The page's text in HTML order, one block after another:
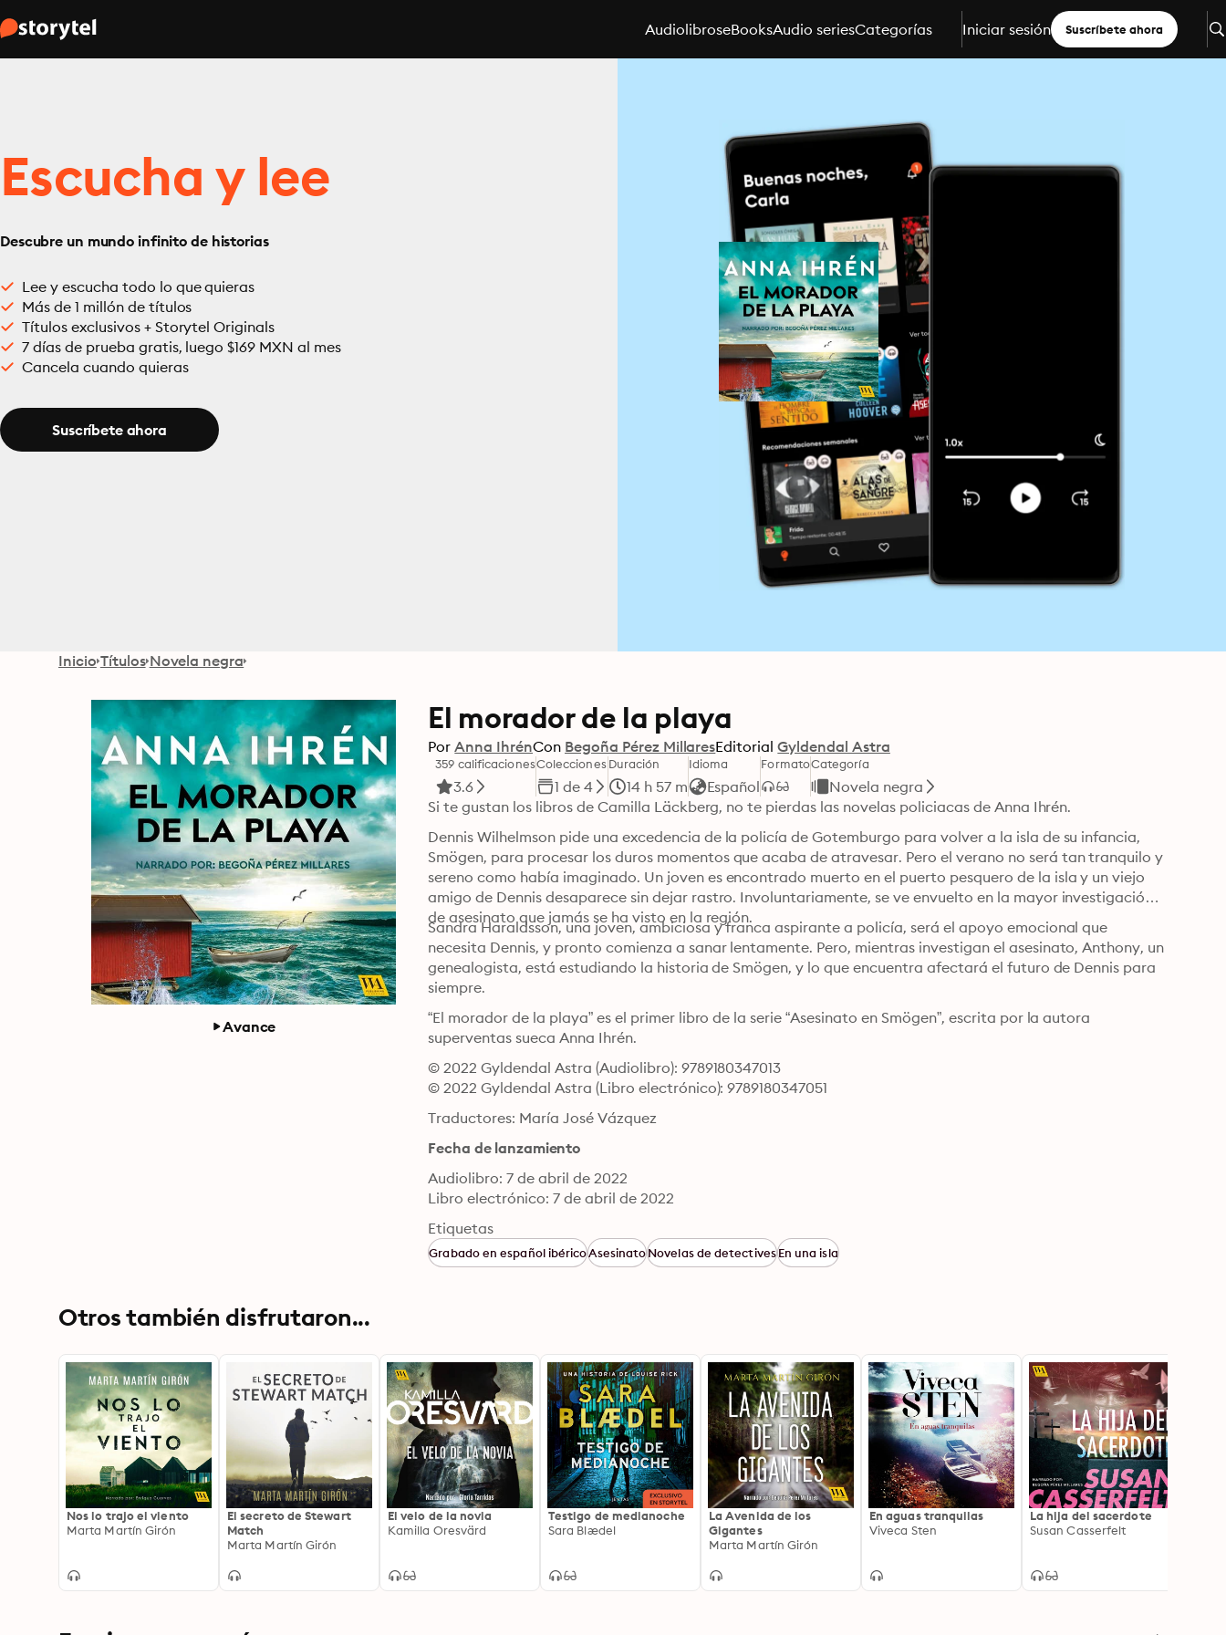
AudiolibroseBooksAudio seriesCategorías Iniciar sesión Suscríbete ahora
Escucha y lee
Descubre un mundo infinito de historias
Lee y escucha todo lo que quieras
Más de 1 millón de títulos
Títulos exclusivos + Storytel Originals
7 días de prueba gratis, luego $169 MXN al mes
Cancela cuando quieras
Suscríbete ahora
Inicio Títulos Novela negra
Avance
El morador de la playa
Por Anna IhrénCon Begoña Pérez MillaresEditorial Gyldendal Astra
359 calificaciones
3.6
Colecciones
1 de 4
Duración
14 h 57 m
Idioma
Español
FormatoCategoría
Novela negra
Dennis Wilhelmson pide una excedencia de la policía de Gotemburgo para volver a la isla de su infancia,
Smögen, para procesar los duros momentos que acaba de atravesar. Pero el verano no será tan tranquilo y
sereno como había imaginado. Un joven es encontrado muerto en el puerto pesquero de la isla y un viejo
amigo de Dennis desaparece sin dejar rastro. Involuntariamente, se ve envuelto en la mayor investigación
de asesinato que jamás se ha visto en la región.
Sandra Haraldsson, una joven, ambiciosa y franca aspirante a policía, será el apoyo emocional que
necesita Dennis, y pronto comienza a sanar lentamente. Pero, mientras investigan el asesinato, Anthony, un
genealogista, está estudiando la historia de Smögen, y lo que encuentra afectará el futuro de Dennis para
siempre.
“El morador de la playa” es el primer libro de la serie “Asesinato en Smögen”, escrita por la autora
superventas sueca Anna Ihrén.
© 2022 Gyldendal Astra (Audiolibro): 9789180347013
© 2022 Gyldendal Astra (Libro electrónico): 9789180347051
Traductores: María José Vázquez
Fecha de lanzamiento
Audiolibro: 7 de abril de 2022
Libro electrónico: 7 de abril de 2022
Etiquetas
Grabado en español ibéricoAsesinatoNovelas de detectivesEn una isla
Otros también disfrutaron...
Nos lo trajo el viento
Marta Martín Girón
El secreto de Stewart
Match
Marta Martín Girón
El velo de la novia
Kamilla Oresvärd
Testigo de medianoche
Sara Blædel
La Avenida de los
Gigantes
Marta Martín Girón
En aguas tranquilas
Viveca Sten
La hija del sacerdote
Susan Casserfelt